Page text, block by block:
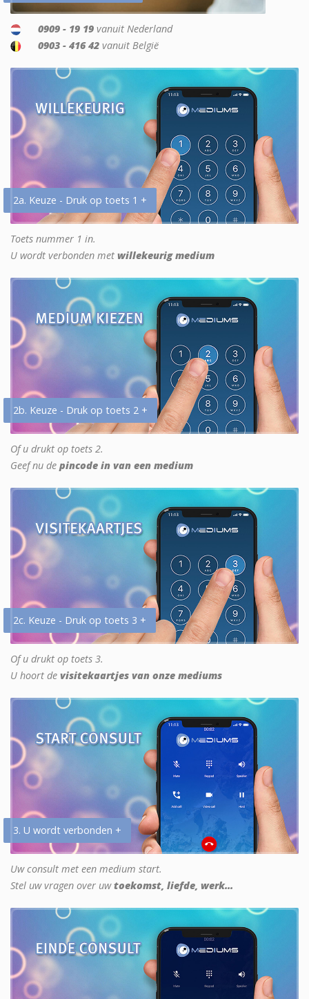
0909 - 19 19 vanuit Nederland
0903 - 416 42 vanuit België
2a. Keuze - Druk op toets 1 +
Toets nummer 1 in.
U wordt verbonden met willekeurig medium
2b. Keuze - Druk op toets 2 +
Of u drukt op toets 2.
Geef nu de pincode in van een medium
2c. Keuze - Druk op toets 3 +
Of u drukt op toets 3.
U hoort de visitekaartjes van onze mediums
3. U wordt verbonden +
Uw consult met een medium start.
Stel uw vragen over uwtoekomst, liefde, werk...